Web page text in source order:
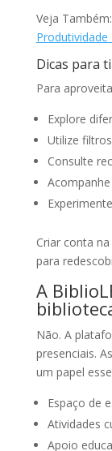
Veja Também:
Dicas para
Para
Explore
Utilize
Consulte
Criar conta
para
A
Não. A
presenciais.
um papel
Espaço de
Atividades
Apoio